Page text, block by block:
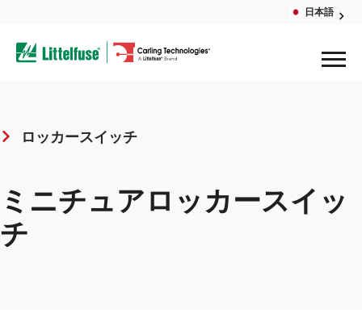
main
content
日本語
Breadcrumb
ロッカースイッチ
ミニチュアロッカースイッ
チ